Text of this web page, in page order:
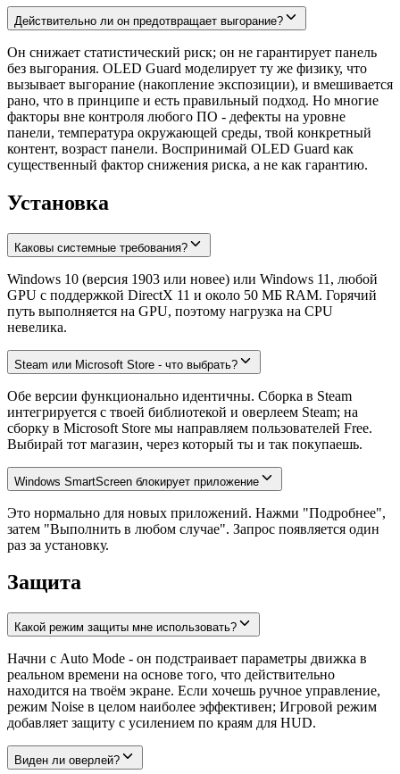
Действительно ли он предотвращает выгорание?
Он снижает статистический риск; он не гарантирует панель
без выгорания. OLED Guard моделирует ту же физику, что
вызывает выгорание (накопление экспозиции), и вмешивается
рано, что в принципе и есть правильный подход. Но многие
факторы вне контроля любого ПО - дефекты на уровне
панели, температура окружающей среды, твой конкретный
контент, возраст панели. Воспринимай OLED Guard как
существенный фактор снижения риска, а не как гарантию.
Установка
Каковы системные требования?
Windows 10 (версия 1903 или новее) или Windows 11, любой
GPU с поддержкой DirectX 11 и около 50 МБ RAM. Горячий
путь выполняется на GPU, поэтому нагрузка на CPU
невелика.
Steam или Microsoft Store - что выбрать?
Обе версии функционально идентичны. Сборка в Steam
интегрируется с твоей библиотекой и оверлеем Steam; на
сборку в Microsoft Store мы направляем пользователей Free.
Выбирай тот магазин, через который ты и так покупаешь.
Windows SmartScreen блокирует приложение
Это нормально для новых приложений. Нажми "Подробнее",
затем "Выполнить в любом случае". Запрос появляется один
раз за установку.
Защита
Какой режим защиты мне использовать?
Начни с Auto Mode - он подстраивает параметры движка в
реальном времени на основе того, что действительно
находится на твоём экране. Если хочешь ручное управление,
режим Noise в целом наиболее эффективен; Игровой режим
добавляет защиту с усилением по краям для HUD.
Виден ли оверлей?